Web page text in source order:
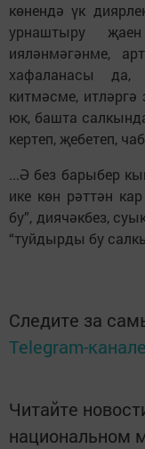
көнендә үк
урнаштыру
ияләнмәгәнме,
хафаланасы
китмәсме,
юк, башта
кертеп, җебетеп,
...Ә без барыбер
ике көн рәттән
бу”, диячәкбез,
“туйдырды бу
Следите за
Telegram-канале
Читайте
национальном